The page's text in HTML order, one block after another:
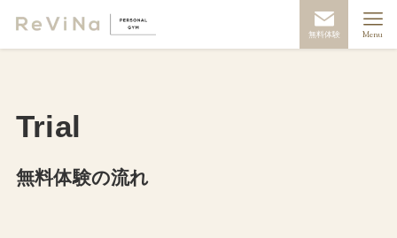
無料体験 Menu
Trial
無料体験の流れ